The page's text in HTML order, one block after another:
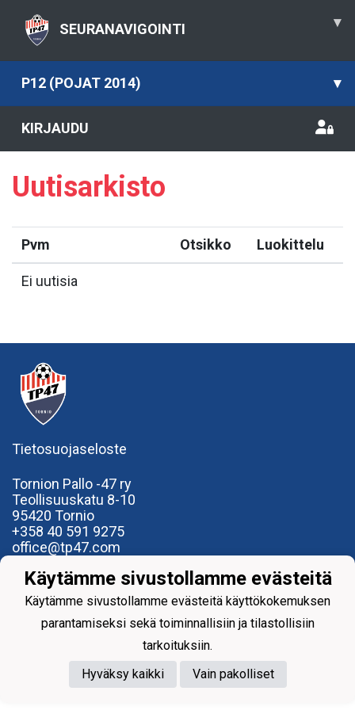
SEURANAVIGOINTI ▾
P12 (POJAT 2014) ▾
KIRJAUDU
Uutisarkisto
Pvm Otsikko Luokittelu
Ei uutisia
Tietosuojaseloste
Tornion Pallo -47 ry
Teollisuuskatu 8-10
95420 Tornio
+358 40 591 9275
office@tp47.com
Käytämme sivustollamme evästeitä
Käytämme sivustollamme evästeitä käyttökokemuksen
parantamiseksi sekä toiminnallisiin ja tilastollisiin
tarkoituksiin.
Hyväksy kaikki
Vain pakolliset